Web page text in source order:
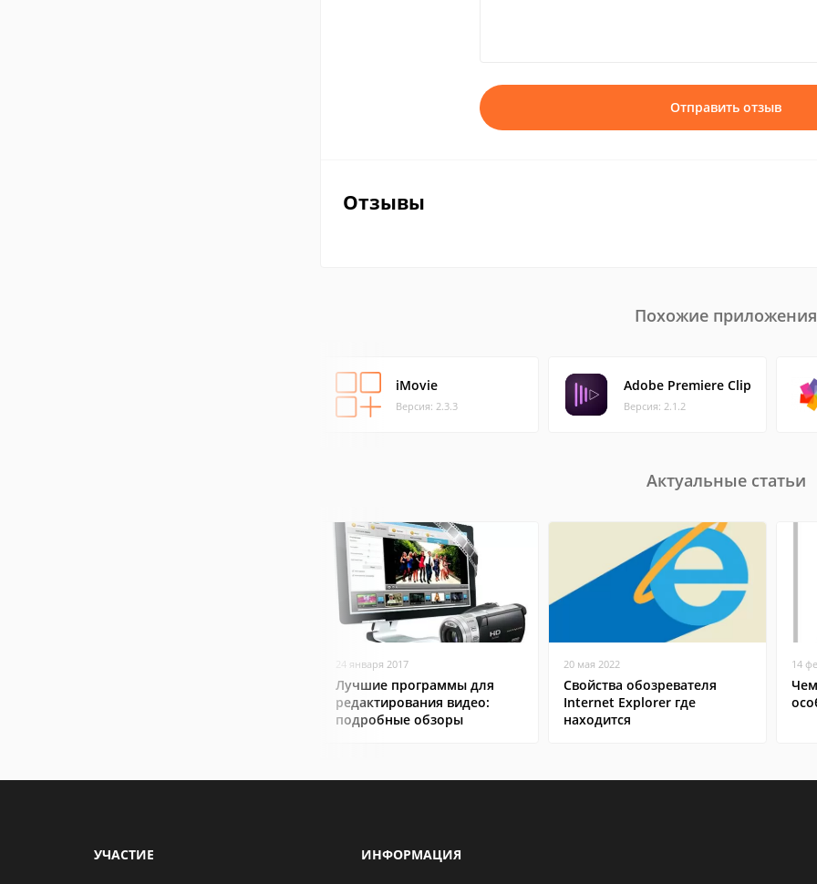
Отправить отзыв
Отзывы
Похожие приложения
iMovie
Версия: 2.3.3
Adobe Premiere Clip
Версия: 2.1.2
Актуальные статьи
24 января 2017
Лучшие программы для
редактирования видео:
подробные обзоры
20 мая 2022
Свойства обозревателя
Internet Explorer где
находится
14
УЧАСТИЕ ИНФОРМАЦИЯ